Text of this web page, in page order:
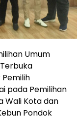
Umum
pada Pemilihan
Wali Kota dan
Pondok